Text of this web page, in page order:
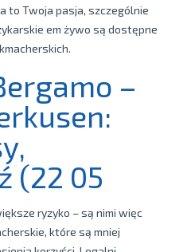
to Twoja pasja, szczególnie
em żywo są dostępne
–
(22 05
ryzyko – są nimi więc
które są mniej